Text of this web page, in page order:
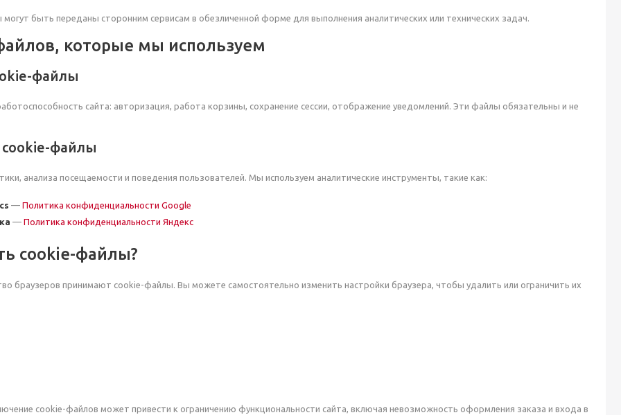
быть переданы сторонним сервисам в обезличенной форме для выполнения аналитических или технических задач.
которые мы используем
файлы
сайта: авторизация, работа корзины, сохранение сессии, отображение уведомлений. Эти файлы обязательны и не
файлы
анализа посещаемости и поведения пользователей. Мы используем аналитические инструменты, такие как:
— Политика конфиденциальности Google
— Политика конфиденциальности Яндекс
cookie-файлы?
браузеров принимают cookie-файлы. Вы можете самостоятельно изменить настройки браузера, чтобы удалить или ограничить их
cookie-файлов может привести к ограничению функциональности сайта, включая невозможность оформления заказа и входа в